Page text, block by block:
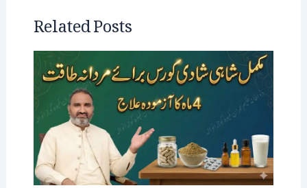
Related Posts